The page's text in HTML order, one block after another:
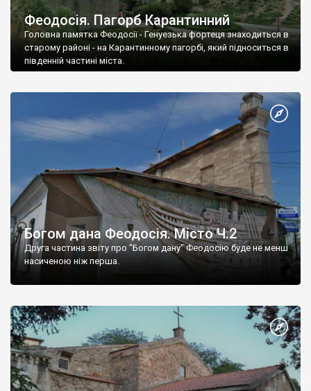
Феодосія. Пагорб Карантинний
Головна памятка Феодосії - Генуезька фортеця знаходиться в
старому районі - на Карантинному пагорбі, який підноситься в
південній частині міста.
Богом дана Феодосія. Місто Ч.2
Друга частина звіту про "Богом дану" Феодосію буде не менш
насиченою ніж перша.